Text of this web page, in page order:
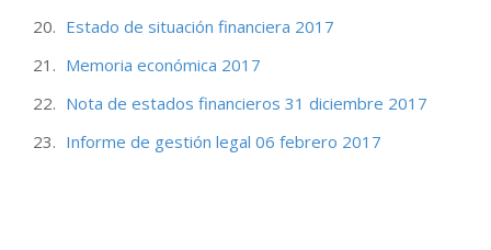
Estado de situación financiera 2017
Memoria económica 2017
Nota de estados financieros 31 diciembre 2017
Informe de gestión legal 06 febrero 2017